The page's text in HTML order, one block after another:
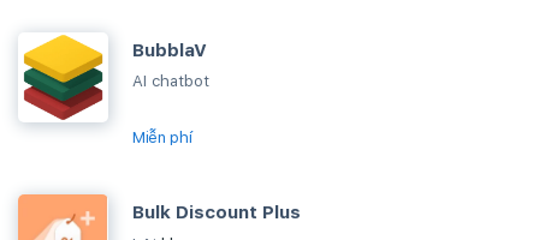
BubblaV
AI chatbot
Miễn phí
Bulk Discount Plus